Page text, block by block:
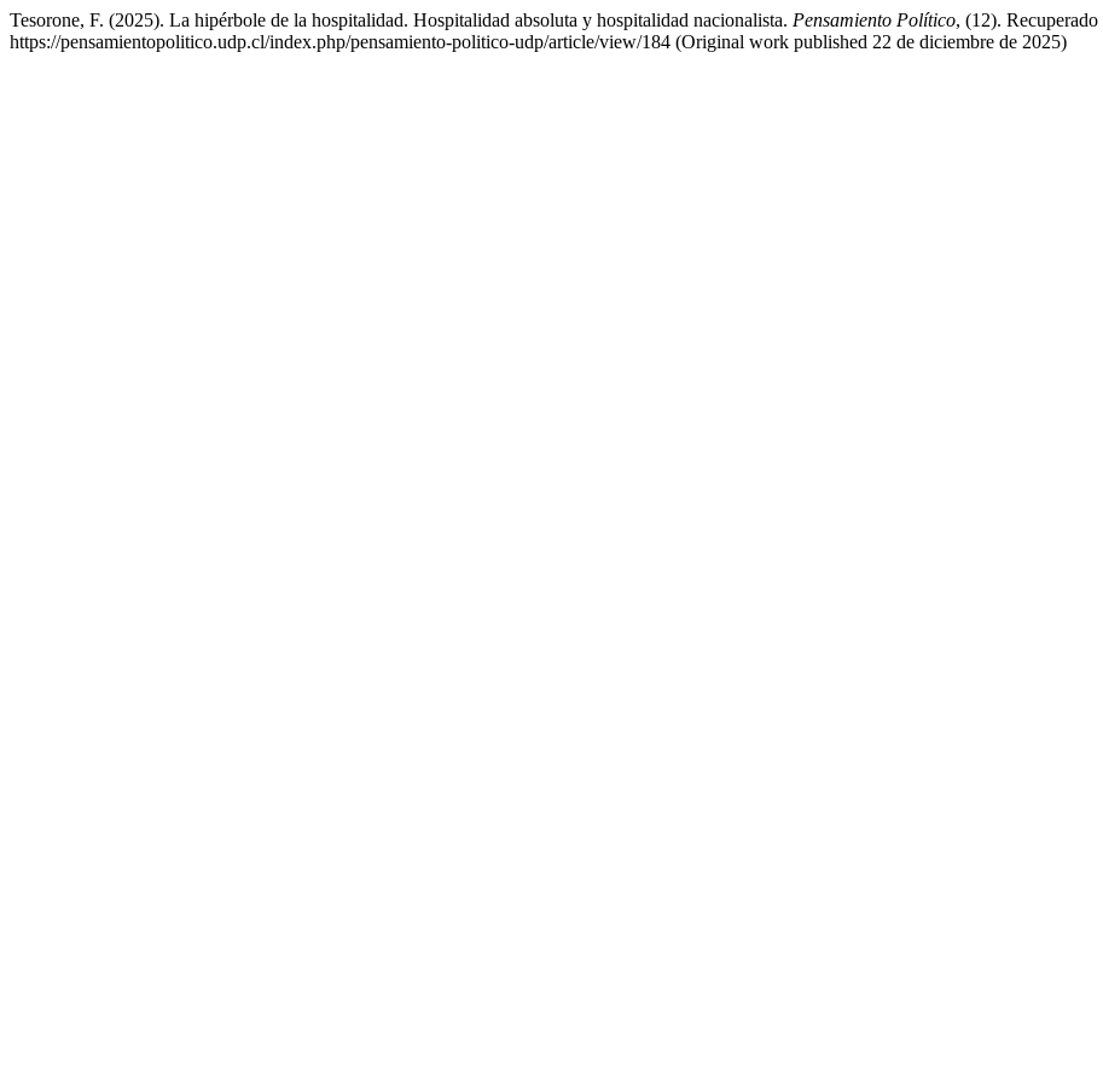
Tesorone, F. (2025). La hipérbole de la hospitalidad. Hospitalidad absoluta y hospitalidad nacionalista. Pensamiento Político, (12).
https://pensamientopolitico.udp.cl/index.php/pensamiento-politico-udp/article/view/184 (Original work published 22 de diciembre de 2025)